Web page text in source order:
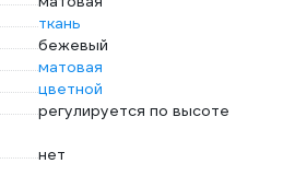
ткань
бежевый
матовая
цветной
регулируется по высоте
нет